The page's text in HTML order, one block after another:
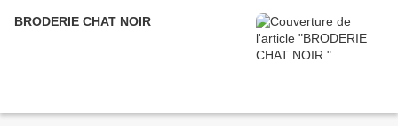
BRODERIE CHAT NOIR